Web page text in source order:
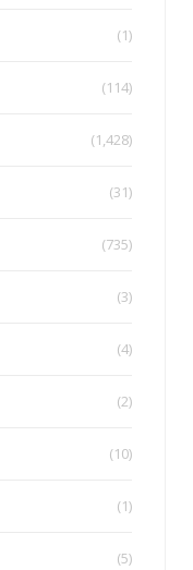
(1)
(114)
(1,428)
(31)
(735)
(3)
(4)
(2)
(10)
(1)
(5)